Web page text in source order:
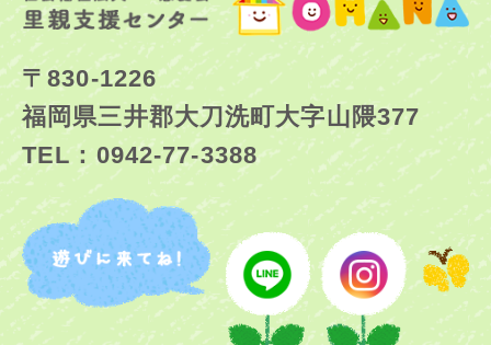
〒830-1226
福岡県三井郡大刀洗町大字山隈377
TEL：0942-77-3388